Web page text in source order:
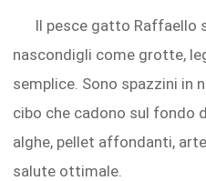
Il pesce gatto Raffaello
nascondigli come grotte,
semplice. Sono spazzini in
cibo che cadono sul fondo
alghe, pellet affondanti,
salute ottimale.